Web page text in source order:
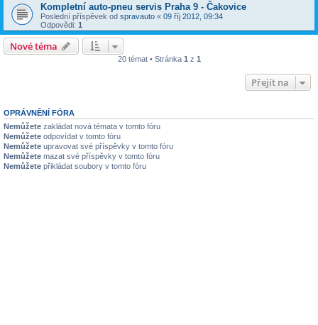
Kompletní auto-pneu servis Praha 9 - Čakovice
Poslední příspěvek od spravauto « 09 říj 2012, 09:34
Odpovědi: 1
Nové téma
20 témat • Stránka 1 z 1
Přejít na
OPRÁVNĚNÍ FÓRA
Nemůžete zakládat nová témata v tomto fóru
Nemůžete odpovídat v tomto fóru
Nemůžete upravovat své příspěvky v tomto fóru
Nemůžete mazat své příspěvky v tomto fóru
Nemůžete přikládat soubory v tomto fóru